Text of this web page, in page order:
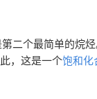
二个最简单的烷
，这是一个饱和化